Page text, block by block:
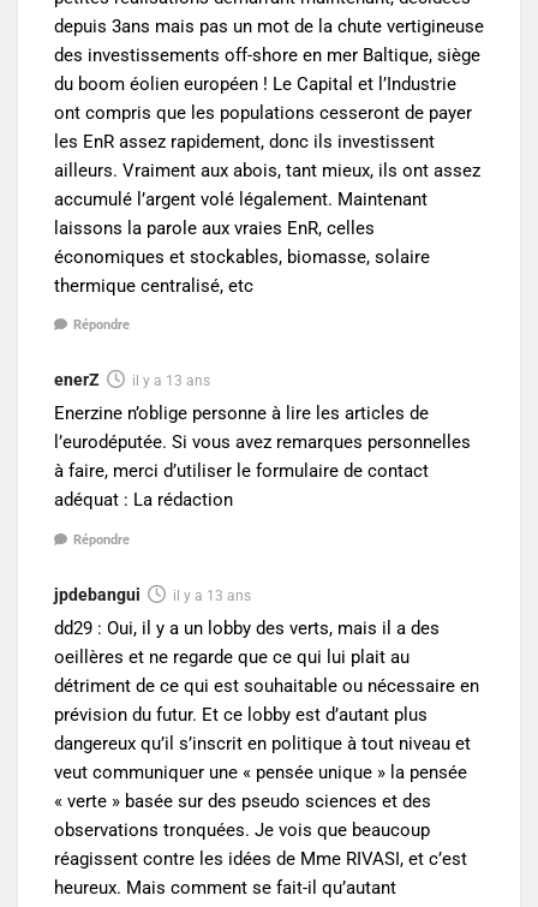
depuis 3ans mais pas un mot de la chute vertigineuse
des investissements off-shore en mer Baltique, siège
du boom éolien européen ! Le Capital et l’Industrie
ont compris que les populations cesseront de payer
les EnR assez rapidement, donc ils investissent
ailleurs. Vraiment aux abois, tant mieux, ils ont assez
accumulé l’argent volé légalement. Maintenant
laissons la parole aux vraies EnR, celles
économiques et stockables, biomasse, solaire
thermique centralisé, etc
Répondre
enerZ il y a 13 ans
Enerzine n’oblige personne à lire les articles de
l’eurodéputée. Si vous avez remarques personnelles
à faire, merci d’utiliser le formulaire de contact
adéquat : La rédaction
Répondre
jpdebangui il y a 13 ans
dd29 : Oui, il y a un lobby des verts, mais il a des
oeillères et ne regarde que ce qui lui plait au
détriment de ce qui est souhaitable ou nécessaire en
prévision du futur. Et ce lobby est d’autant plus
dangereux qu’il s’inscrit en politique à tout niveau et
veut communiquer une « pensée unique » la pensée
« verte » basée sur des pseudo sciences et des
observations tronquées. Je vois que beaucoup
réagissent contre les idées de Mme RIVASI, et c’est
heureux. Mais comment se fait-il qu’autant